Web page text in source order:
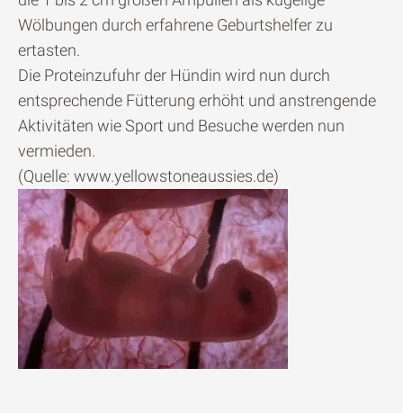
Wölbungen durch erfahrene Geburtshelfer zu
ertasten.
Die Proteinzufuhr der Hündin wird nun durch
entsprechende Fütterung erhöht und anstrengende
Aktivitäten wie Sport und Besuche werden nun
vermieden.
(Quelle: www.yellowstoneaussies.de)